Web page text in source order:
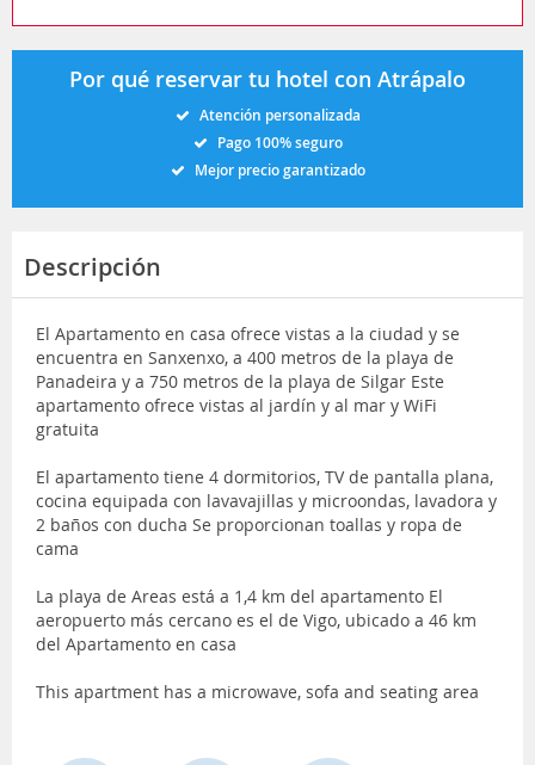
Por qué reservar tu hotel con Atrápalo
Atención personalizada
Pago 100% seguro
Mejor precio garantizado
Descripción
El Apartamento en casa ofrece vistas a la ciudad y se
encuentra en Sanxenxo, a 400 metros de la playa de
Panadeira y a 750 metros de la playa de Silgar Este
apartamento ofrece vistas al jardín y al mar y WiFi
gratuita
El apartamento tiene 4 dormitorios, TV de pantalla plana,
cocina equipada con lavavajillas y microondas, lavadora y
2 baños con ducha Se proporcionan toallas y ropa de
cama
La playa de Areas está a 1,4 km del apartamento El
aeropuerto más cercano es el de Vigo, ubicado a 46 km
del Apartamento en casa
This apartment has a microwave, sofa and seating area